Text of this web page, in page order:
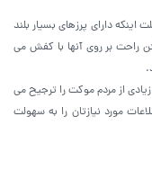
دارای پرزهای بسیار بلند
راحت بر روی آنها با کفش می
از مردم موکت را ترجیح می
مورد نیازتان را به سهولت